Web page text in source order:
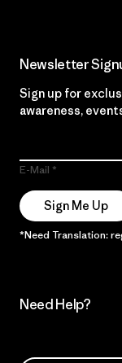
Newsletter
Sign up for
awareness,
E-Mail
Sign Me Up
*Need Translation:
Need Help?